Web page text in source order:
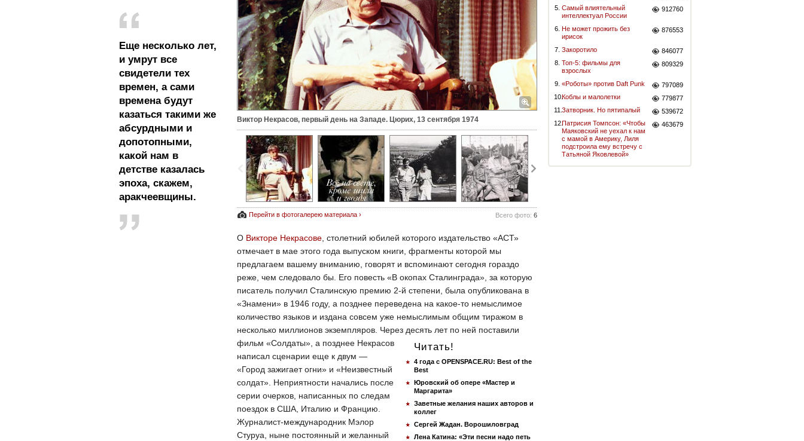
Еще несколько лет,
и умрут все
свидетели тех
времен, а сами
времена будут
казаться такими же
абсурдными и
допотопными,
какой нам в
детстве казалась
эпоха, скажем,
аракчеевщины.
Виктор Некрасов, первый день на Западе. Цюрих, 13 сентября 1974
Перейти в фотогалерею материала › Всего фото: 6
О Викторе Некрасове , столетний юбилей которого издательство «АСТ»
отмечает в мае этого года выпуском книги, фрагменты которой мы
предлагаем вашему вниманию, говорят и вспоминают сегодня гораздо
реже, чем следовало бы. Его повесть «В окопах Сталинграда», за которую
писатель получил Сталинскую премию 2-й степени, была опубликована в
«Знамени» в 1946 году, а позднее переведена на какое-то немыслимое
количество языков и издана совсем уже немыслимым общим тиражом в
несколько миллионов экземпляров. Через десять лет по ней поставили
фильм
Читать!
4 года с OPENSPACE.RU: Best of the
Best
Юровский об опере «Мастер и
Маргарита»
Заветные желания наших авторов и
коллег
Сергей Жадан. Ворошиловград
Лена Катина: «Эти песни надо петь
«Солдаты», а позднее Некрасов
написал сценарии еще к двум —
«Город зажигает огни» и «Неизвестный
солдат». Неприятности начались после
серии очерков, написанных по следам
поездок в США, Италию и Францию.
Журналист-международник Мэлор
Стуруа, ныне постоянный и желанный
5. Самый влиятельный
интеллектуал России
912760
6. Не может прожить без
ирисок
876553
7. Закоротило
846077
8. Топ-5: фильмы для
взрослых
809329
9. «Роботы» против Daft Punk
797089
10.Коблы и малолетки
779877
11.Затворник. Но пятипалый
539672
12.Патрисия Томпсон: «Чтобы
Маяковский не уехал к нам
с мамой в Америку, Лиля
подстроила ему встречу с
Татьяной Яковлевой»
463679